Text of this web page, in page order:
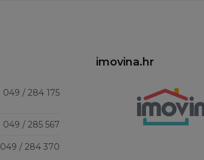
049 / 284 175
049 / 285 567
049 / 284 370
imovina.hr